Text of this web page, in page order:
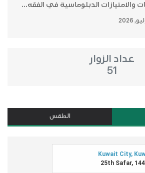
والامتيازات الدبلوماسية في الفقه...
عداد الزوار
51
الطقس